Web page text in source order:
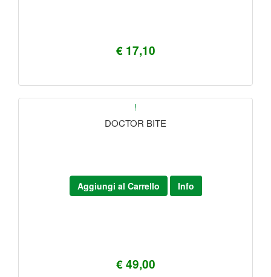
€ 17,10
!
DOCTOR BITE
€ 49,00
Aggiungi al Carrello Info